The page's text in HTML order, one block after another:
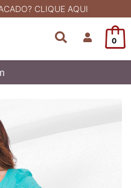
CLIQUE AQUI
0